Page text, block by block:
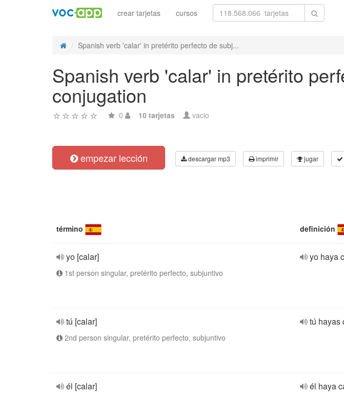
crear tarjetas cursos
Spanish verb 'calar' in pretérito perfecto de subj...
Spanish verb 'calar' in pretérito
conjugation
0 10 tarjetas vacio
empezar lección descargar mp3 imprimir jugar
término definición
yo [calar]
1st person singular, pretérito perfecto, subjuntivo
yo haya
tú [calar]
2nd person singular, pretérito perfecto, subjuntivo
tú hayas
él [calar] él haya